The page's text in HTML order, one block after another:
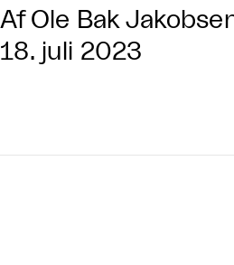
Af Ole Bak
18. juli 2023